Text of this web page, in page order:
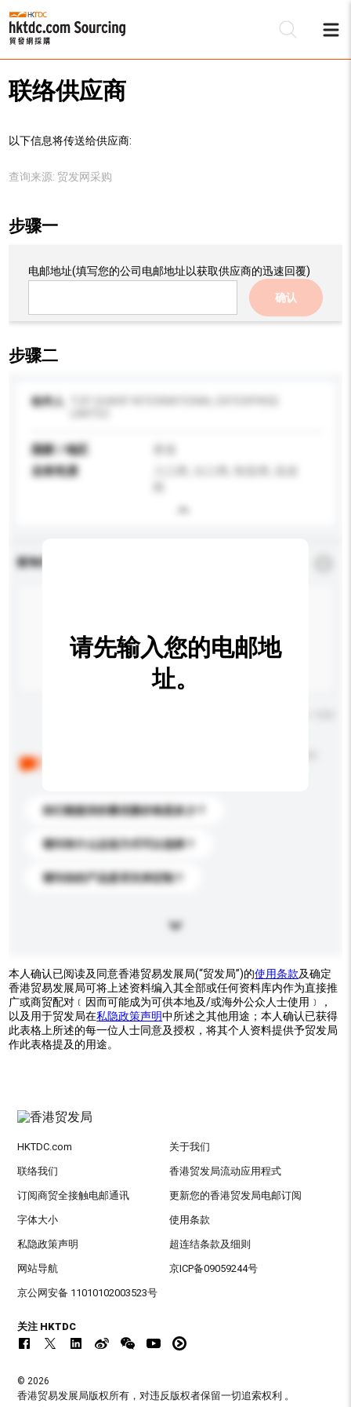
联络供应商
以下信息将传送给供应商:
查询来源: 贸发网采购
步骤一
电邮地址(填写您的公司电邮地址以获取供应商的迅速回覆)
确认
步骤二
收件人
国家 / 地区
业务性质
查询内容
你们能提供的最优惠价格是多少？
请问有什么运送方式可以选择？
请问你的产品是否支持定制？
请先输入您的电邮地
址。
本人确认已阅读及同意香港贸易发展局(“贸发局”)的使用条款及确定
香港贸易发展局可将上述资料编入其全部或任何资料库内作为直接推
广或商贸配对﹝因而可能成为可供本地及/或海外公众人士使用﹞，
以及用于贸发局在私隐政策声明中所述之其他用途；本人确认已获得
此表格上所述的每一位人士同意及授权，将其个人资料提供予贸发局
作此表格提及的用途。
HKTDC.com 关于我们
联络我们 香港贸发局流动应用程式
订阅商贸全接触电邮通讯 更新您的香港贸发局电邮订阅
字体大小 使用条款
私隐政策声明 超连结条款及细则
网站导航 京ICP备09059244号
京公网安备 11010102003523号
关注 HKTDC
© 2026
香港贸易发展局版权所有，对违反版权者保留一切追索权利 。